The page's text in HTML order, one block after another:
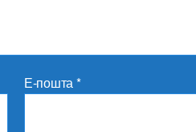
Е-пошта*